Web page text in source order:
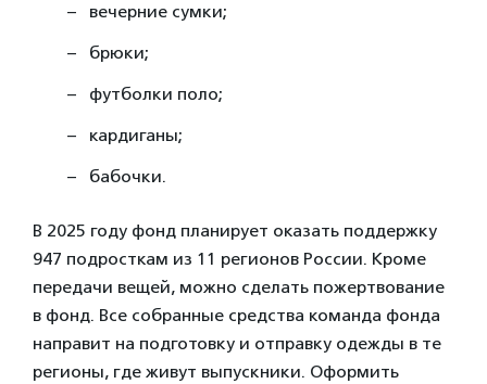
вечерние сумки;
брюки;
футболки поло;
кардиганы;
бабочки.
В 2025 году фонд планирует оказать поддержку
947 подросткам из 11 регионов России. Кроме
передачи вещей, можно сделать пожертвование
в фонд. Все собранные средства команда фонда
направит на подготовку и отправку одежды в те
регионы, где живут выпускники. Оформить